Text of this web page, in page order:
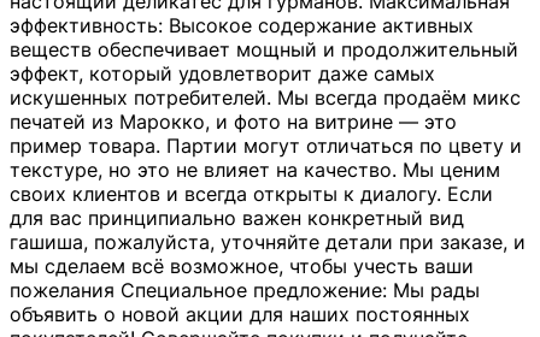
эффективность: Высокое содержание активных
веществ обеспечивает мощный и продолжительный
эффект, который удовлетворит даже самых
искушенных потребителей. Мы всегда продаём микс
печатей из Марокко, и фото на витрине — это
пример товара. Партии могут отличаться по цвету и
текстуре, но это не влияет на качество. Мы ценим
своих клиентов и всегда открыты к диалогу. Если
для вас принципиально важен конкретный вид
гашиша, пожалуйста, уточняйте детали при заказе, и
мы сделаем всё возможное, чтобы учесть ваши
пожелания Специальное предложение: Мы рады
объявить о новой акции для наших постоянных